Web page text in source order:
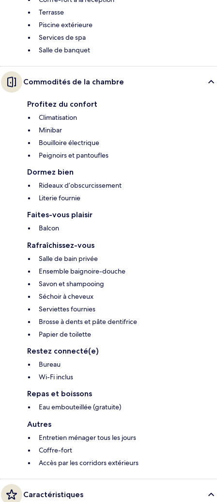
Terrasse
Piscine extérieure
Services de spa
Salle de banquet
Commodités de la chambre
Profitez du confort
Climatisation
Minibar
Bouilloire électrique
Peignoirs et pantoufles
Dormez bien
Rideaux d’obscurcissement
Literie fournie
Faites-vous plaisir
Balcon
Rafraîchissez-vous
Salle de bain privée
Ensemble baignoire-douche
Savon et shampooing
Séchoir à cheveux
Serviettes fournies
Brosse à dents et pâte dentifrice
Papier de toilette
Restez connecté(e)
Bureau
Wi-Fi inclus
Repas et boissons
Eau embouteillée (gratuite)
Autres
Entretien ménager tous les jours
Coffre-fort
Accès par les corridors extérieurs
Caractéristiques